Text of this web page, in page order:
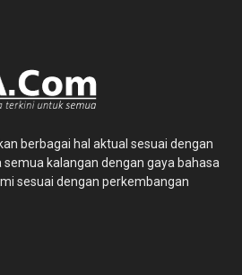
berbagai hal aktual sesuai dengan
kalangan dengan gaya bahasa
sesuai dengan perkembangan